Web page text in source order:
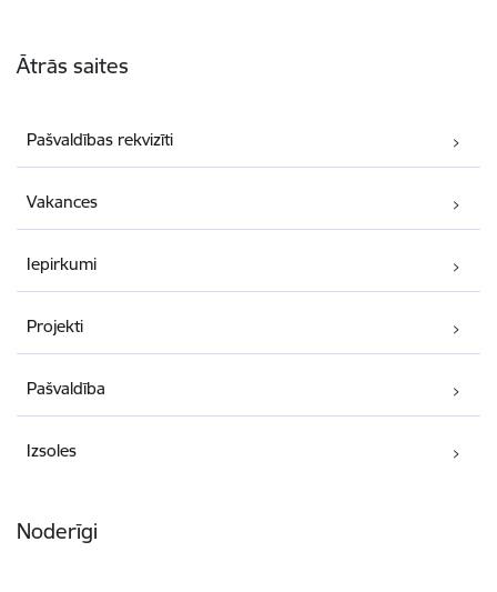
Ātrās saites
Pašvaldības rekvizīti
Vakances
Iepirkumi
Projekti
Pašvaldība
Izsoles
Noderīgi